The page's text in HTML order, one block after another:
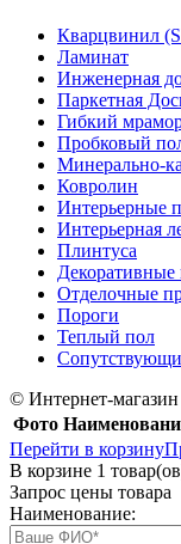
Кварцвинил
Ламинат
Инженерная
Паркетная
Гибкий
Пробковый
Минерально-
Ковролин
Интерьерные
Интерьерная
Плинтуса
Декоративные
Отделочные
Пороги
Теплый пол
© Интернет-
Фото
Перейти в корзину
В корзине 1
Запрос цены товара
Наименование: